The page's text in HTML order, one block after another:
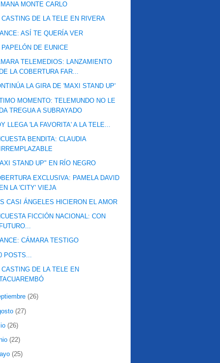
MONTE CARLO
CASTING DE LA TELE EN RIVERA
ASÍ TE QUERÍA VER
PAPELÓN DE EUNICE
TELEMEDIOS: LANZAMIENTO
LA COBERTURA FAR...
LA GIRA DE 'MAXI STAND UP'
MOMENTO: TELEMUNDO NO LE
TREGUA A SUBRAYADO
LLEGA 'LA FAVORITA' A LA TELE...
BENDITA: CLAUDIA
STAND UP" EN RÍO NEGRO
EXCLUSIVA: PAMELA DAVID
LA 'CITY' VIEJA
CASI ÁNGELES HICIERON EL AMOR
FICCIÓN NACIONAL: CON
CÁMARA TESTIGO
POSTS...
CASTING DE LA TELE EN
(26)
(27)
(26)
(22)
(25)